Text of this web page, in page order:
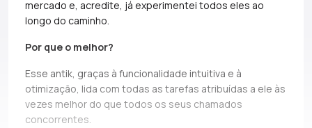
mercado e, acredite, já experimentei todos eles ao
longo do caminho.
Por que o melhor?
Esse antik, graças à funcionalidade intuitiva e à
otimização, lida com todas as tarefas atribuídas a ele às
vezes melhor do que todos os seus chamados
concorrentes.